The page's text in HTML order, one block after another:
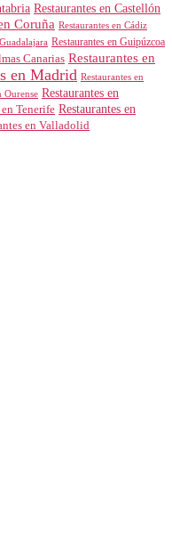
Restaurantes en Castellón
Coruña Restaurantes en Cádiz
Restaurantes en Guipúzcoa
Canarias Restaurantes en
en Madrid Restaurantes en
Ourense Restaurantes en
Tenerife Restaurantes en
en Valladolid